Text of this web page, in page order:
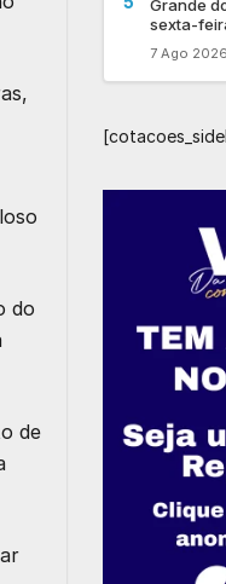
do
de
Grande
sexta-
7 Ago 2026